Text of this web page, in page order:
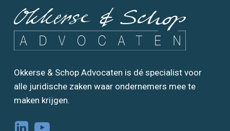
Okkerse & Schop Advocaten is dé specialist voor
alle juridische zaken waar ondernemers mee te
maken krijgen.